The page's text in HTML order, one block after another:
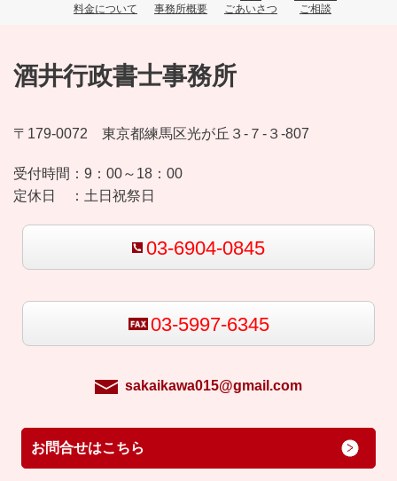
料金について 事務所概要
ごあいさつ
ご相談
酒井行政書士事務所
〒179-0072 東京都練馬区光が丘３-７-３-807
受付時間： 9：00～18：00
定休日 ： 土日祝祭日
03-6904-0845
03-5997-6345
sakaikawa015@gmail.com
お問合せはこちら